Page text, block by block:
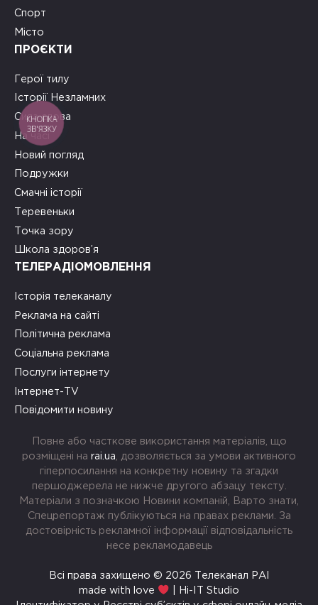
Спорт
Місто
ПРОЄКТИ
Герої тилу
Історії Незламних
Сила слова
На часі
Новий погляд
Подружки
Смачні історії
Теревеньки
Точка зору
Школа здоров’я
ТЕЛЕРАДІОМОВЛЕННЯ
Історія телеканалу
Реклама на сайті
Політична реклама
Соціальна реклама
Послуги інтернету
Інтернет-TV
Повідомити новину
Повне або часткове використання матеріалів, що
розміщені на rai.ua , дозволяється за умови активного
гіперпосилання на конкретну новину та згадки
першоджерела не нижче другого абзацу тексту.
Матеріали з позначкою Новини компаній, Варто знати,
Спецрепортаж публікуються на правах реклами. За
достовірність рекламної інформації відповідальність
несе рекламодавець
Всі права захищено © 2026 Телеканал РАІ
made with love
| Hi-IT Studio
КНОПКА
ЗВ'ЯЗКУ